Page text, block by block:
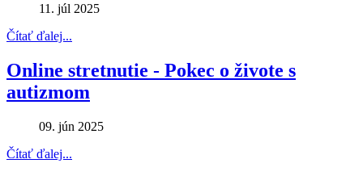
11. júl 2025
Čítať ďalej...
Online stretnutie - Pokec o živote s
autizmom
09. jún 2025
Čítať ďalej...